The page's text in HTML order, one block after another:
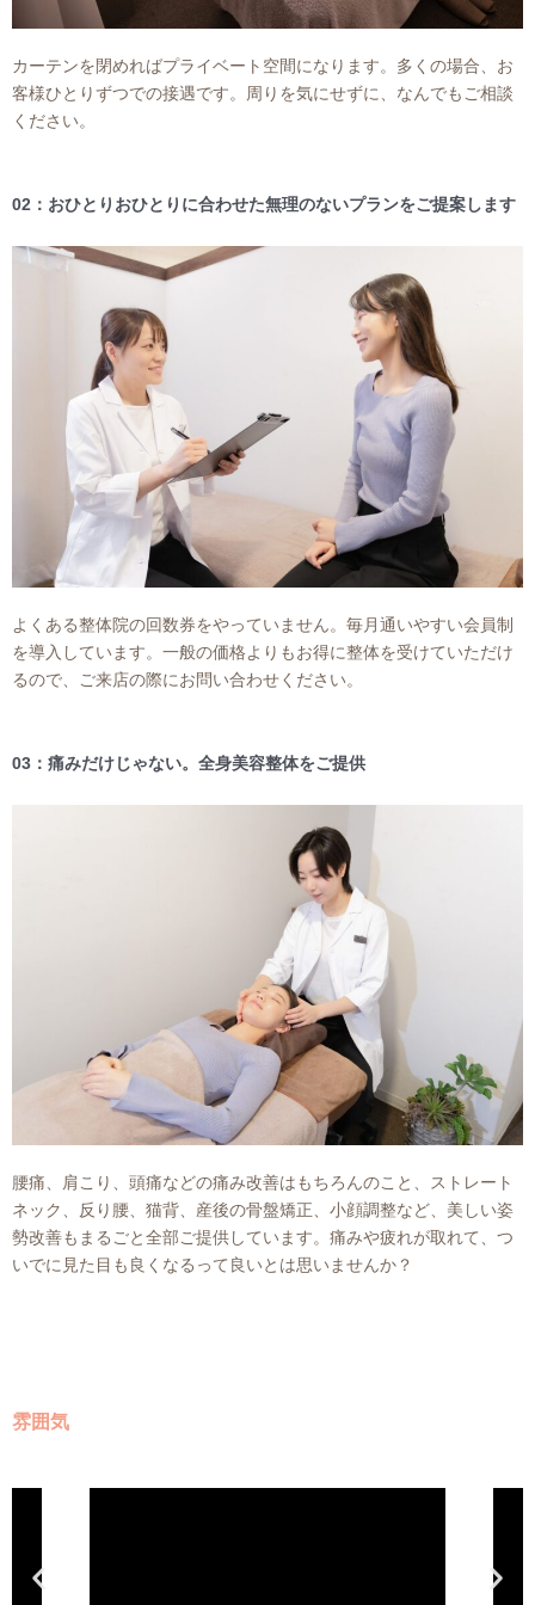
カーテンを閉めればプライベート空間になります。多くの場合、お
客様ひとりずつでの接遇です。周りを気にせずに、なんでもご相談
ください。
02：おひとりおひとりに合わせた無理のないプランをご提案します​
よくある整体院の回数券をやっていません。毎月通いやすい会員制
を導入しています。一般の価格よりもお得に整体を受けていただけ
るので、ご来店の際にお問い合わせください。
03：痛みだけじゃない。全身美容整体をご提供
腰痛、肩こり、頭痛などの痛み改善はもちろんのこと、ストレート
ネック、反り腰、猫背、産後の骨盤矯正、小顔調整など、美しい姿
勢改善もまるごと全部ご提供しています。痛みや疲れが取れて、つ
いでに見た目も良くなるって良いとは思いませんか？
雰囲気